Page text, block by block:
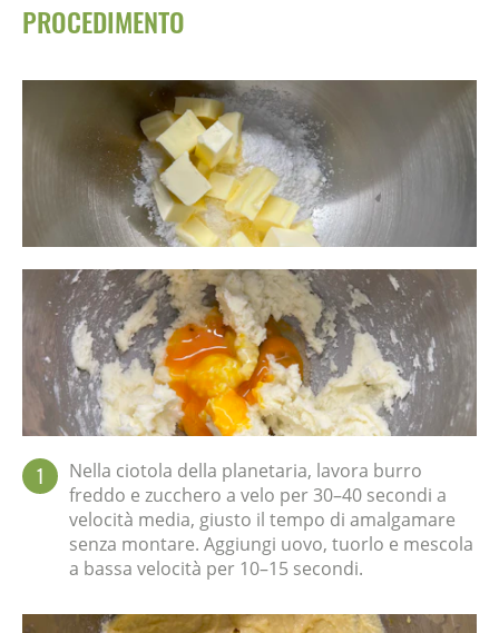
PROCEDIMENTO
1
Nella ciotola della planetaria, lavora burro
freddo e zucchero a velo per 30–40 secondi a
velocità media, giusto il tempo di amalgamare
senza montare. Aggiungi uovo, tuorlo e mescola
a bassa velocità per 10–15 secondi.